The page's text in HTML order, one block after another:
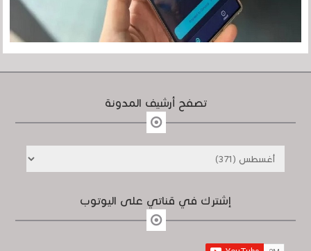
تصفح أرشيف المدونة
إشترك في قناتي على اليوتوب